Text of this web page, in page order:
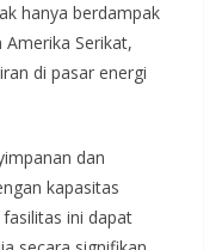
hanya berdampak
Serikat,
di pasar energi
dan
kapasitas
ini dapat